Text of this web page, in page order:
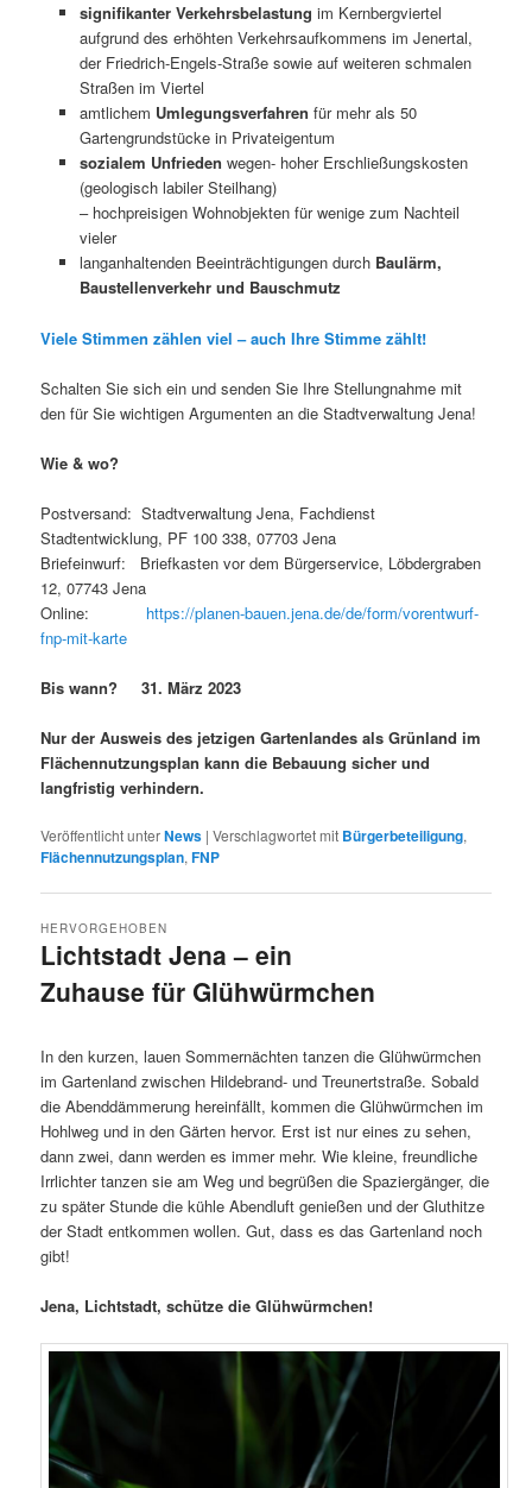
signifikanter Verkehrsbelastung im Kernbergviertel
aufgrund des erhöhten Verkehrsaufkommens im Jenertal,
der Friedrich-Engels-Straße sowie auf weiteren schmalen
Straßen im Viertel
amtlichem Umlegungsverfahren für mehr als 50
Gartengrundstücke in Privateigentum
sozialem Unfrieden wegen- hoher Erschließungskosten
(geologisch labiler Steilhang)
– hochpreisigen Wohnobjekten für wenige zum Nachteil
vieler
langanhaltenden Beeinträchtigungen durchBaulärm,
Baustellenverkehr und Bauschmutz
Viele Stimmen zählen viel – auch Ihre Stimme zählt!
Schalten Sie sich ein und senden Sie Ihre Stellungnahme mit
den für Sie wichtigen Argumenten an die Stadtverwaltung Jena!
Wie & wo?
Postversand: Stadtverwaltung Jena, Fachdienst
Stadtentwicklung, PF 100 338, 07703 Jena
Briefeinwurf: Briefkasten vor dem Bürgerservice, Löbdergraben
12, 07743 Jena
Online: https://planen-bauen.jena.de/de/form/vorentwurf-
fnp-mit-karte
Bis wann? 31. März 2023
Nur der Ausweis des jetzigen Gartenlandes als Grünland im
Flächen­nutzungsplan kann die Bebauung sicher und
langfristig verhindern.
Veröffentlicht unterNews |Verschlagwortet mit Bürgerbeteiligung,
Flächennutzungsplan,FNP
Lichtstadt Jena – ein
Zuhause für Glühwürmchen
HERVORGEHOBEN
In den kurzen, lauen Sommernächten tanzen die Glühwürmchen
im Gartenland zwischen Hildebrand- und Treunertstraße. Sobald
die Abenddämmerung hereinfällt, kommen die Glühwürmchen im
Hohlweg und in den Gärten hervor. Erst ist nur eines zu sehen,
dann zwei, dann werden es immer mehr. Wie kleine, freundliche
Irrlichter tanzen sie am Weg und begrüßen die Spaziergänger, die
zu später Stunde die kühle Abendluft genießen und der Gluthitze
der Stadt entkommen wollen. Gut, dass es das Gartenland noch
gibt!
Jena, Lichtstadt, schütze die Glühwürmchen!